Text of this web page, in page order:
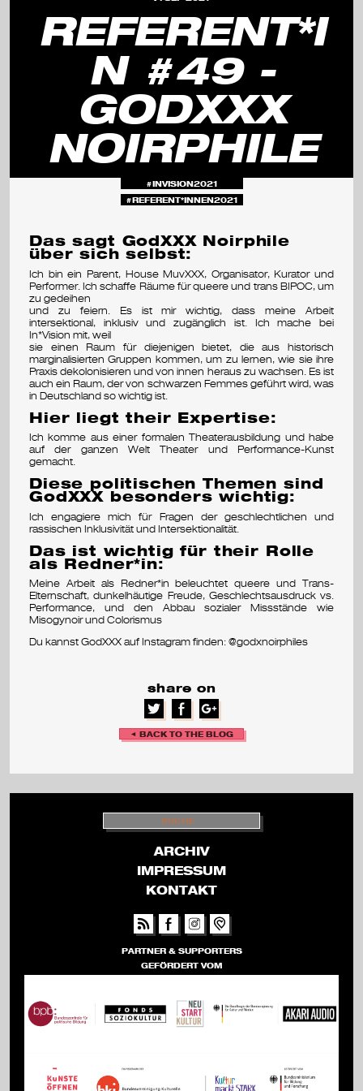
e
m
i
n
a
r
f
e
t
i
v
a
l
REFERENT*I
N #49 -
GODXXX
NOIRPHILE
INVISION2021
REFERENT*INNEN2021
Das sagt GodXXX Noirphile
über sich selbst:
Ich bin ein Parent, House MuvXXX, Organisator, Kurator und
Performer. Ich schaffe Räume für queere und trans BIPOC, um
zu gedeihen
und zu feiern. Es ist mir wichtig, dass meine Arbeit
intersektional, inklusiv und zugänglich ist. Ich mache bei
In*Vision mit, weil
sie einen Raum für diejenigen bietet, die aus historisch
marginalisierten Gruppen kommen, um zu lernen, wie sie ihre
Praxis dekolonisieren und von innen heraus zu wachsen. Es ist
auch ein Raum, der von schwarzen Femmes geführt wird, was
in Deutschland so wichtig ist.
Hier liegt their Expertise:
Ich komme aus einer formalen Theaterausbildung und habe
auf der ganzen Welt Theater und Performance-Kunst
gemacht.
Diese politischen Themen sind
GodXXX besonders wichtig:
Ich engagiere mich für Fragen der geschlechtlichen und
rassischen Inklusivität und Intersektionalität.
Das ist wichtig für their Rolle
als Redner*in:
Meine Arbeit als Redner*in beleuchtet queere und Trans-
Elternschaft, dunkelhäutige Freude, Geschlechtsausdruck vs.
Performance, und den Abbau sozialer Missstände wie
Misogynoir und Colorismus
Du kannst GodXXX auf Instagram finden: @godxnoirphiles
share on
◄ BACK TO THE BLOG
S
U
H
E
ARCHIV
IMPRESSUM
KONTAKT
PARTNER & SUPPORTERS
GEFÖRDERT VOM